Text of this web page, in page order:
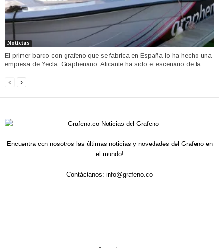
Noticias
El primer barco con grafeno que se fabrica en España lo ha hecho una
empresa de Yecla: Graphenano. Alicante ha sido el escenario de la...
Encuentra con nosotros las últimas noticias y novedades del Grafeno en
el mundo!
Contáctanos: info@grafeno.co